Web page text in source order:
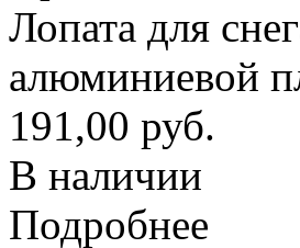
Лопата для
алюминиевой
191,00 руб.
В наличии
Подробнее